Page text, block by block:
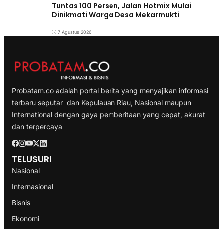
Tuntas 100 Persen, Jalan Hotmix Mulai
Dinikmati Warga Desa Mekarmukti
7 Agustus 2026
Probatam.co adalah portal berita yang menyajikan informasi
terbaru seputar dan Kepulauan Riau, Nasional maupun
International dengan gaya pemberitaan yang cepat, akurat
dan terpercaya
TELUSURI
Nasional
Internasional
Bisnis
Ekonomi